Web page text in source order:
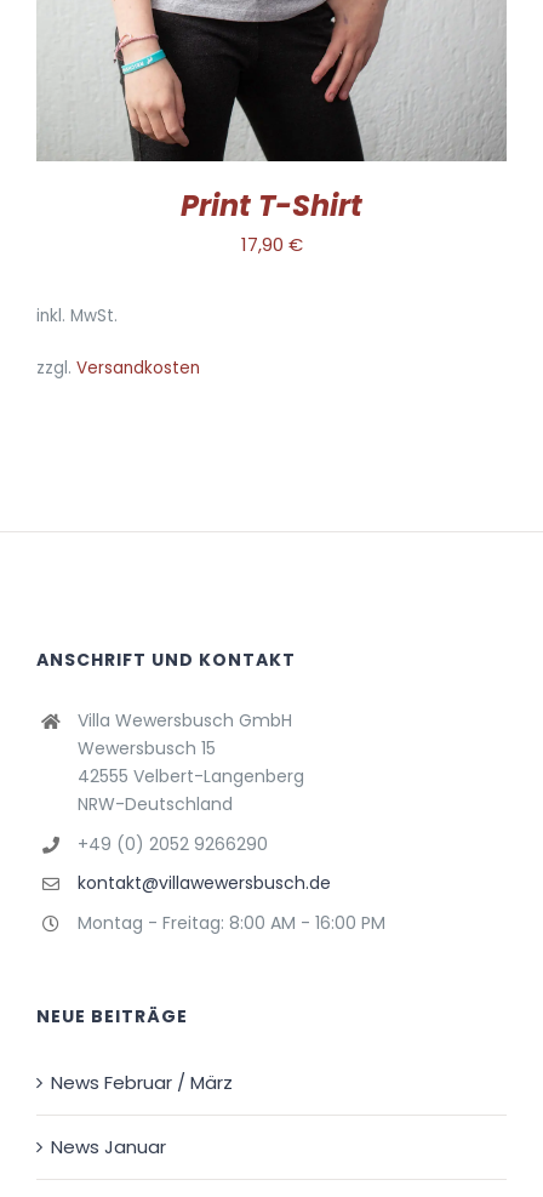
OPTIONEN
KÖNNEN
AUF
DER
PRODUKTSEITE
GEWÄHLT
Print T-Shirt
17,90 €
inkl. MwSt.
zzgl. Versandkosten
ANSCHRIFT UND KONTAKT
Villa Wewersbusch GmbH
Wewersbusch 15
42555 Velbert-Langenberg
NRW-Deutschland
+49 (0) 2052 9266290
kontakt@villawewersbusch.de
Montag - Freitag: 8:00 AM - 16:00 PM
NEUE BEITRÄGE
News Februar / März
News Januar